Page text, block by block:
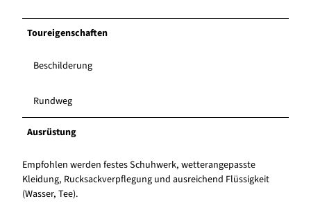
Toureigenschaften
Beschilderung
Rundweg
Ausrüstung
Empfohlen werden festes Schuhwerk, wetterangepasste
Kleidung, Rucksackverpflegung und ausreichend Flüssigkeit
(Wasser, Tee).